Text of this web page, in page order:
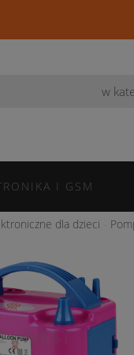
I GSM
dla dzieci